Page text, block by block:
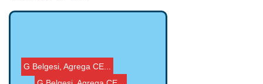
Mersin ISO 9001 Kali...
G Belgesi, Agrega CE...